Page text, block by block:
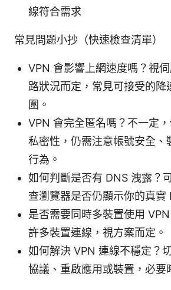
線符合需求
常見問題小抄（快速檢查清單）
VPN 會影響上網速度嗎？視
路狀況而定，常見可接受的
圍。
VPN 會完全匿名嗎？不一定
私密性，仍需注意帳號安全、
行為。
如何判斷是否有 DNS 洩露？
查瀏覽器是否仍顯示你的真實
是否需要同時多裝置使用
許多裝置連線，視方案而定。
如何解決 VPN 連線不穩定？
協議、重啟應用或裝置，必要